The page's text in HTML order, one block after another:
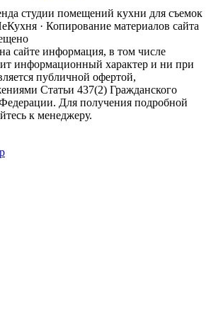
студии помещений кухни для съемок
· Копирование материалов сайта
сайте информация, в том числе
информационный характер и ни при
публичной офертой,
Статьи 437(2) Гражданского
Для получения подробной
к менеджеру.